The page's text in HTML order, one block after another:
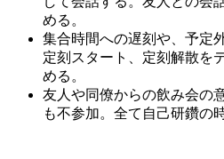
める。
集合時間への遅刻や、予定
定刻スタート、定刻解散を
める。
友人や同僚からの飲み会の
も不参加。全て自己研鑽の